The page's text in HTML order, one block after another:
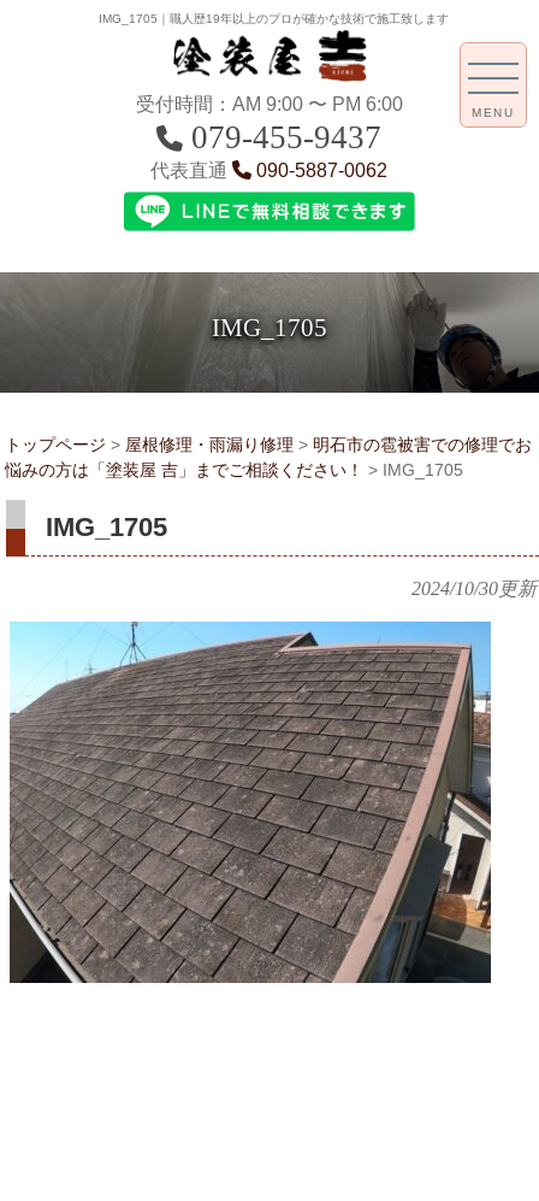
IMG_1705｜職人歴19年以上のプロが確かな技術で施工致します
受付時間：AM 9:00 〜 PM 6:00
079-455-9437
代表直通 090-5887-0062
IMG_1705
MENU
トップページ > 屋根修理・雨漏り修理 > 明石市の雹被害での修理でお
悩みの方は「塗装屋 吉」までご相談ください！
> IMG_1705
IMG_1705
2024/10/30更新